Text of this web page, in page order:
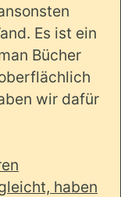
Es ist ein
Bücher
wir dafür
haben